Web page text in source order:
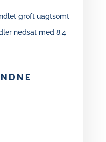
groft uagtsomt
nedsat med 8,4